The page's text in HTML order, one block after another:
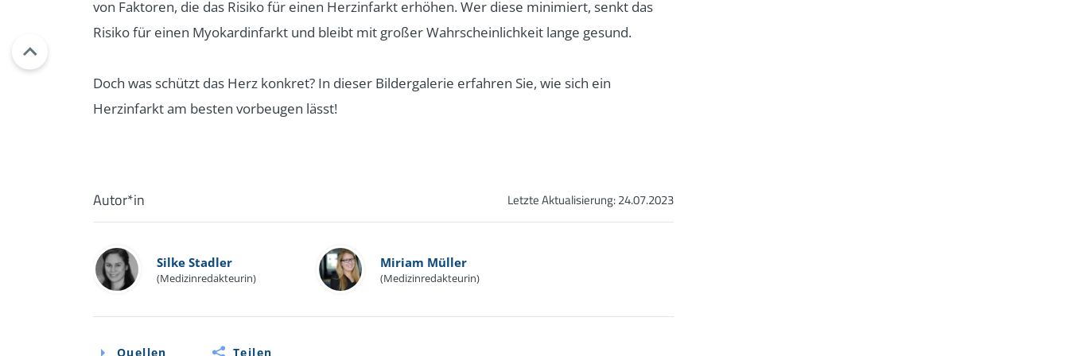
von Faktoren, die das Risiko für einen Herzinfarkt erhöhen. Wer diese minimiert, senkt das
Risiko für einen Myokardinfarkt und bleibt mit großer Wahrscheinlichkeit lange gesund.
Doch was schützt das Herz konkret? In dieser Bildergalerie erfahren Sie, wie sich ein
Herzinfarkt am besten vorbeugen lässt!
Letzte Aktualisierung:24.07.2023
Autor*in
Silke Stadler
(Medizinredakteurin)
Miriam Müller
(Medizinredakteurin)
Quellen Teilen